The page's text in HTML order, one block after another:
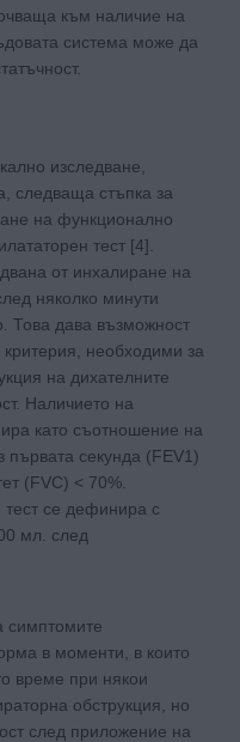
към наличие на
система може да
изследване,
следваща стъпка за
на функционално
тест [4].
от инхалиране на
няколко минути
Това дава възможност
необходими за
на дихателните
Наличието на
като съотношение на
секунда (FEV1)
(FVC) < 70%.
се дефинира с
мл. след
симптомите
в моменти, в които
време при някои
обструкция, но
след приложение на